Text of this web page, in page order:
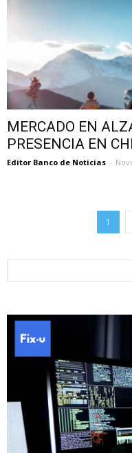
MERCADO EN
PRESENCIA EN
Editor Banco de Noticias -
1